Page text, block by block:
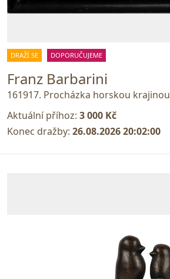
DRAŽÍ SE DOPORUČUJEME
Franz Barbarini
161917. Procházka horskou krajinou
Aktuální příhoz: 3 000 Kč
Konec dražby: 26.08.2026 20:02:00